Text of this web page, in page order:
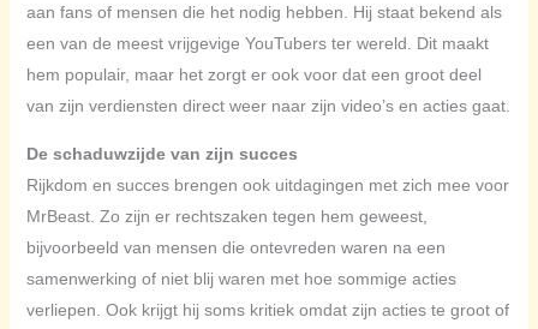
aan fans of mensen die het nodig hebben. Hij staat bekend als
een van de meest vrijgevige YouTubers ter wereld. Dit maakt
hem populair, maar het zorgt er ook voor dat een groot deel
van zijn verdiensten direct weer naar zijn video’s en acties gaat.
De schaduwzijde van zijn succes
Rijkdom en succes brengen ook uitdagingen met zich mee voor
MrBeast. Zo zijn er rechtszaken tegen hem geweest,
bijvoorbeeld van mensen die ontevreden waren na een
samenwerking of niet blij waren met hoe sommige acties
verliepen. Ook krijgt hij soms kritiek omdat zijn acties te groot of